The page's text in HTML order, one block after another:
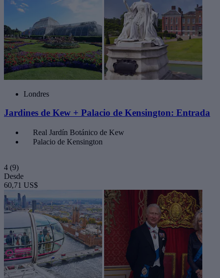
Londres
Jardines de Kew + Palacio de Kensington: Entrada
Real Jardín Botánico de Kew
Palacio de Kensington
4 (9)
Desde
60,71 US$